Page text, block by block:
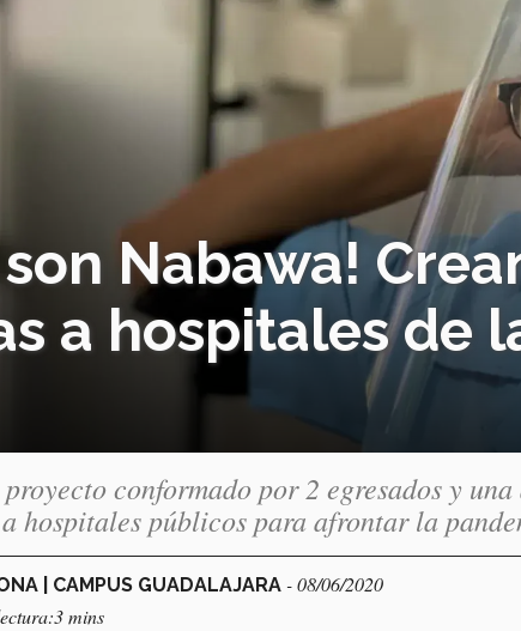
son Nabawa!
a hospitales de
conformado por 2 egresados y
hospitales públicos para afrontar la
| CAMPUS GUADALAJARA - 08/06/2020
mins